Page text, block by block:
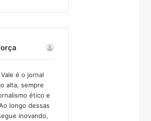
é o jornal
alta, sempre
ético e
longo dessas
inovando,